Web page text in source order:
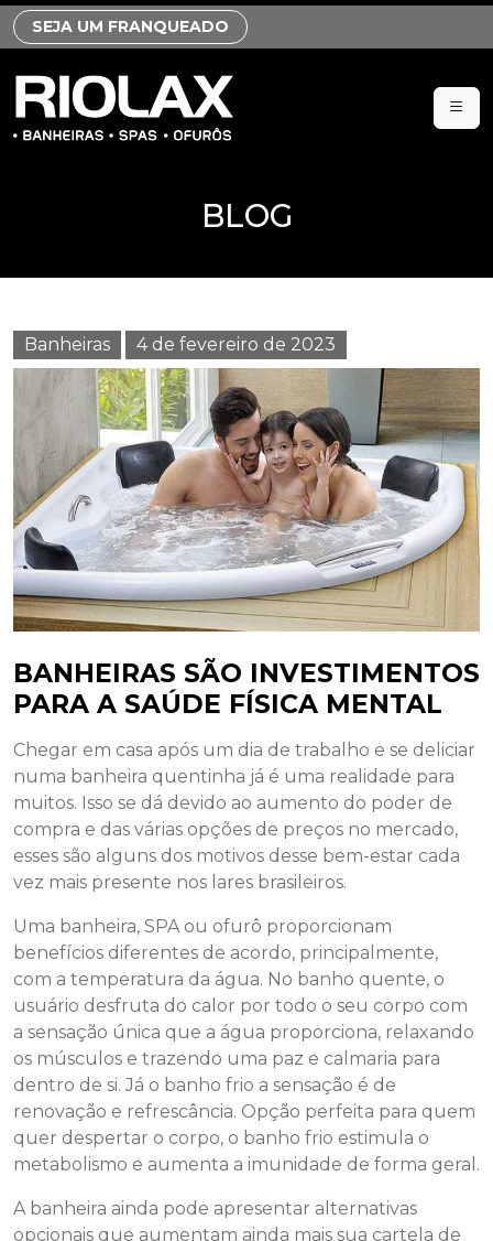
SEJA UM FRANQUEADO
BLOG
Banheiras 4 de fevereiro de 2023
BANHEIRAS SÃO INVESTIMENTOS
PARA A SAÚDE FÍSICA MENTAL
Chegar em casa após um dia de trabalho e se deliciar
numa banheira quentinha já é uma realidade para
muitos. Isso se dá devido ao aumento do poder de
compra e das várias opções de preços no mercado,
esses são alguns dos motivos desse bem-estar cada
vez mais presente nos lares brasileiros.
Uma banheira, SPA ou ofurô proporcionam
benefícios diferentes de acordo, principalmente,
com a temperatura da água. No banho quente, o
usuário desfruta do calor por todo o seu corpo com
a sensação única que a água proporciona, relaxando
os músculos e trazendo uma paz e calmaria para
dentro de si. Já o banho frio a sensação é de
renovação e refrescância. Opção perfeita para quem
quer despertar o corpo, o banho frio estimula o
metabolismo e aumenta a imunidade de forma geral.
A banheira ainda pode apresentar alternativas
opcionais que aumentam ainda mais sua cartela de